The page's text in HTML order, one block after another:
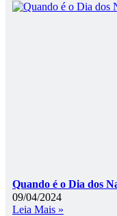
Quando é o Dia dos
09/04/2024
Leia Mais »